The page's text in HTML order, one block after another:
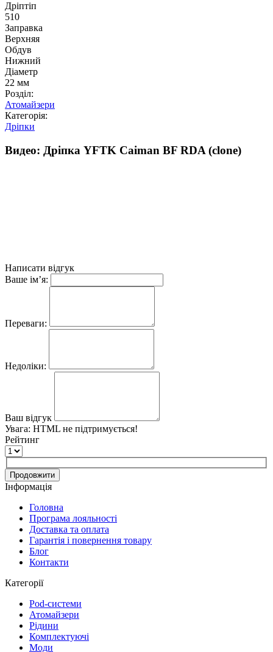
Дріптіп
510
Заправка
Верхняя
Обдув
Нижний
Діаметр
22 мм
Розділ:
Атомайзери
Категорія:
Дріпки
Видео: Дріпка YFTK Caiman BF RDA (clone)
Написати відгук
Ваше ім’я:
Переваги:
Недоліки:
Ваш відгук
Увага: HTML не підтримується!
Рейтинг
Продовжити
Інформація
Головна
Програма лояльності
Доставка та оплата
Гарантія і повернення товару
Блог
Контакти
Категорії
Pod-системи
Атомайзери
Рідини
Комплектуючі
Моди